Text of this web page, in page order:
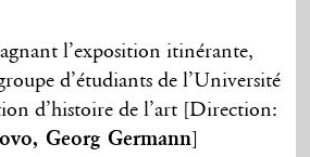
l’exposition itinérante,
d’étudiants de l’Université
d’histoire de l’art [Direction:
Georg Germann]